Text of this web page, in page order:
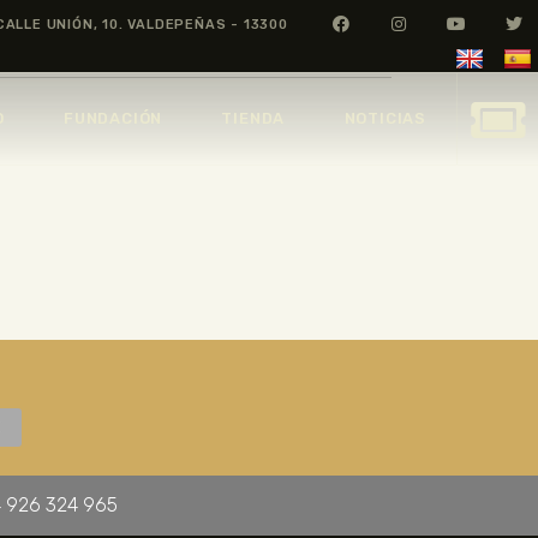
UNIÓN, 10. VALDEPEÑAS - 13300
926 324 965